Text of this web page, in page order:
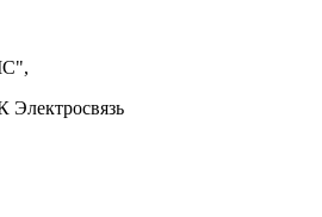
Электросвязь